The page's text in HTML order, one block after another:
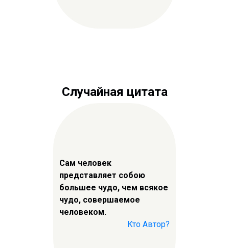
Случайная цитата
Сам человек
представляет собою
большее чудо, чем всякое
чудо, совершаемое
человеком.
Кто Автор?